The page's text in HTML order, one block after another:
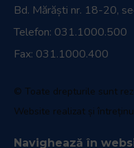
Bd. Mărăști nr. 18-20,
Telefon: 031.1000.500
Fax: 031.1000.400
© Toate drepturile sunt
Website realizat și
Navighează în